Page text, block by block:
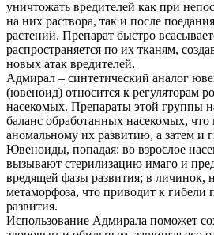
уничтожать вредителей как при
на них раствора, так и после
растений. Препарат быстро
распространяется по их тканям,
новых атак вредителей.
Адмирал – синтетический аналог
(ювеноид) относится к регуляторам
насекомых. Препараты этой группы
баланс обработанных насекомых, что
аномальному их развитию, а затем и
Ювеноиды, попадая: во взрослое
вызывают стерилизацию имаго и
вредящей фазы развития; в личинок,
метаморфоза, что приводит к гибели
развития.
Использование Адмирала поможет